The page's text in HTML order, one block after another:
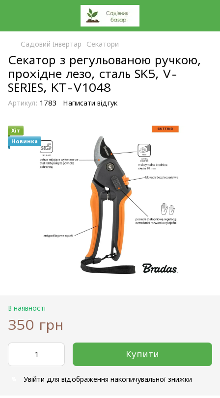
Садовий Інвертар Секатори
Секатор з регульованою ручкою,
прохідне лезо, сталь SK5, V-
SERIES, KT-V1048
Артикул: 1783 Написати відгук
Хіт
Новинка
В наявності
350 грн
Купити
Увійти для відображення накопичувальної знижки